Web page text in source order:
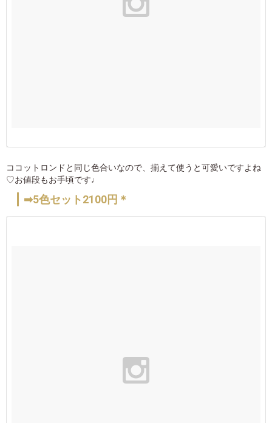
ココットロンドと同じ色合いなので、揃えて使うと可愛いですよね
♡お値段もお手頃です♩
➡5色セット2100円＊